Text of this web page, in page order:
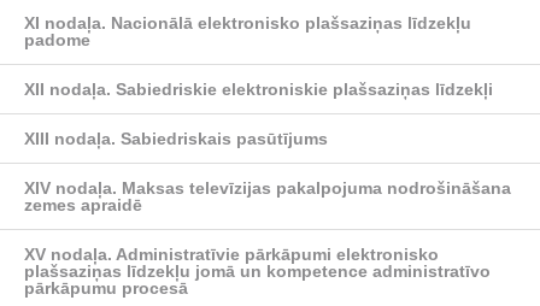
XI nodaļa. Nacionālā elektronisko plašsaziņas līdzekļu
padome
XII nodaļa. Sabiedriskie elektroniskie plašsaziņas līdzekļi
XIII nodaļa. Sabiedriskais pasūtījums
XIV nodaļa. Maksas televīzijas pakalpojuma nodrošināšana
zemes apraidē
XV nodaļa. Administratīvie pārkāpumi elektronisko
plašsaziņas līdzekļu jomā un kompetence administratīvo
pārkāpumu procesā